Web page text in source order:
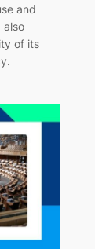
and
also
of its